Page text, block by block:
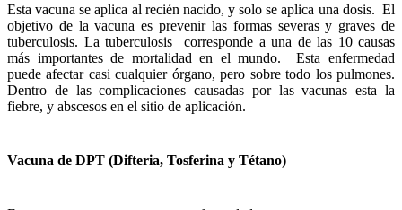
Esta vacuna se aplica al recién nacido, y solo se aplica una dosis. El
objetivo de la vacuna es prevenir las formas severas y graves de
tuberculosis. La tuberculosis corresponde a una de las 10 causas
más importantes de mortalidad en el mundo. Esta enfermedad
puede afectar casi cualquier órgano, pero sobre todo los pulmones.
Dentro de las complicaciones causadas por las vacunas esta la
fiebre, y abscesos en el sitio de aplicación.
Vacuna de DPT (Difteria, Tosferina y Tétano)